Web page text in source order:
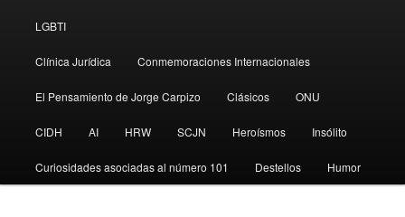
Perseo – PUDH UNAM
LGBTI
Clínica Jurídica Conmemoraciones Internacionales
El Pensamiento de Jorge Carpizo Clásicos ONU
CIDH AI HRW SCJN Heroísmos Insólito
Curiosidades asociadas al número 101 Destellos Humor